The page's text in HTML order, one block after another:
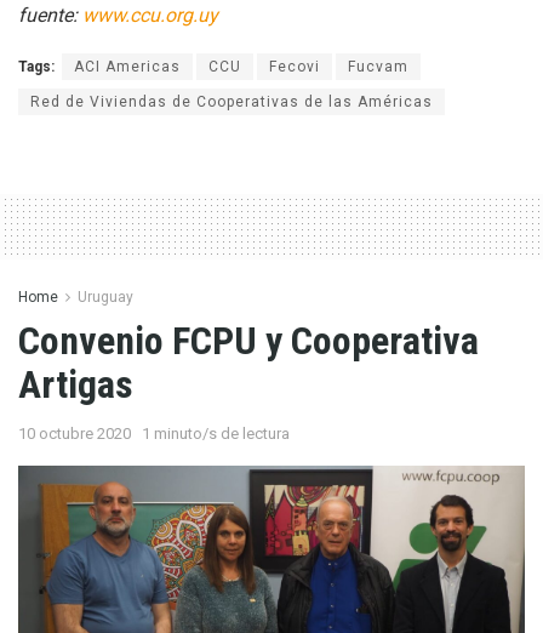
fuente: www.ccu.org.uy
Tags: ACI Americas CCU Fecovi Fucvam
Red de Viviendas de Cooperativas de las Américas
Home Uruguay
Convenio FCPU y Cooperativa
Artigas
10 octubre 2020 1 minuto/s de lectura